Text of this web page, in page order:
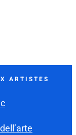
ARTISTES